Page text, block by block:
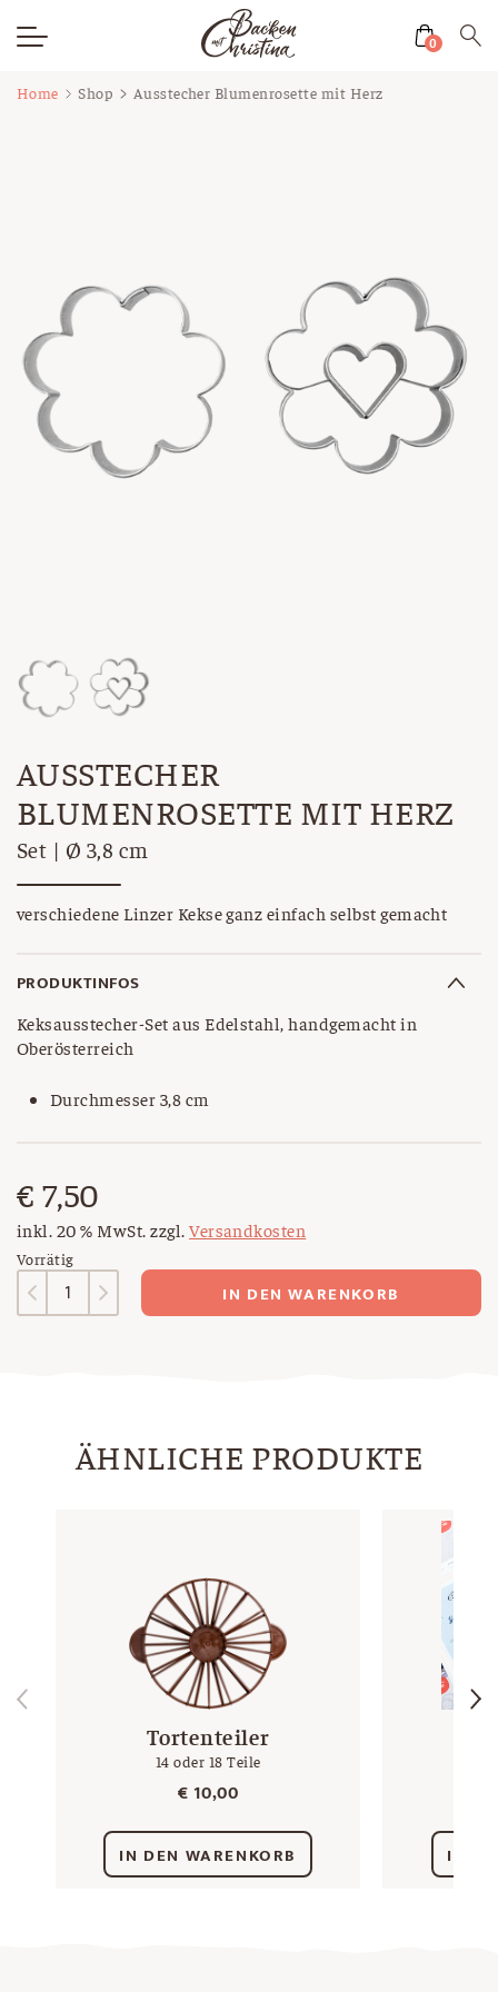
0
Home Shop Ausstecher Blumenrosette mit Herz
AUSSTECHER
BLUMENROSETTE MIT HERZ
Set | Ø 3,8 cm
verschiedene Linzer Kekse ganz einfach selbst gemacht
€ 7,50
inkl. 20 % MwSt. zzgl.Versandkosten
Vorrätig
Ausstecher
Blumenrosette
IN DEN WARENKORB
PRODUKTINFOS
Keksausstecher-Set aus Edelstahl, handgemacht in
Oberösterreich
Durchmesser 3,8 cm
ÄHNLICHE PRODUKTE
Tortenteiler
14 oder 18 Teile
€ 10,00
IN DEN WARENKORB IN